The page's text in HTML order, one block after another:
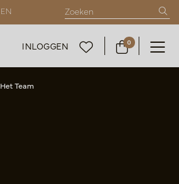
EN
INLOGGEN 0
Het Team